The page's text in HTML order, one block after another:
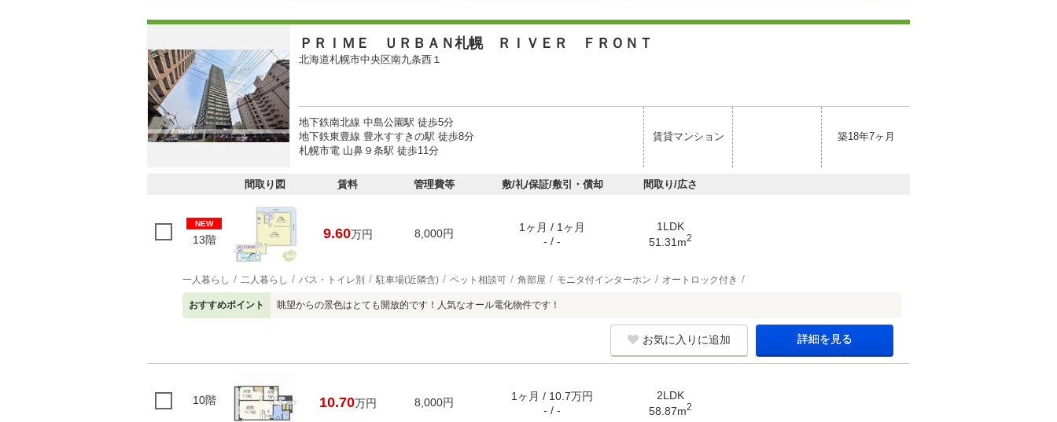
ＰＲＩＭＥ ＵＲＢＡＮ札幌 ＲＩＶＥＲ ＦＲＯＮＴ
北海道札幌市中央区南九条西１
地下鉄南北線 中島公園駅 徒歩5分
地下鉄東豊線 豊水すすきの駅 徒歩8分
札幌市電 山鼻９条駅 徒歩11分
賃貸マンション 築18年7ヶ月
間取り図 賃料 管理費等 敷/礼/保証/敷引・償却 間取り/広さ
NEW
13階 9.60万円 8,000円
1ヶ月 / 1ヶ月
- / -
1LDK
51.31m2
一人暮らし 二人暮らし バス・トイレ別 駐車場(近隣含) ペット相談可 角部屋 モニタ付インターホン オートロック付き
おすすめポイント 眺望からの景色はとても開放的です！人気なオール電化物件です！
お気に入りに追加 詳細を見る
10階 10.70万円 8,000円
1ヶ月 / 10.7万円
- / -
2LDK
58.87m2